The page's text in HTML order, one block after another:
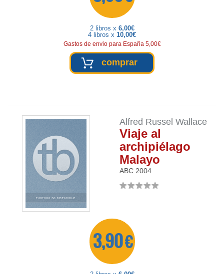
2 libros x 6,00€
4 libros x 10,00€
Gastos de envio para España 5,00€
comprar
Alfred Russel Wallace
Viaje al
archipiélago
Malayo
ABC 2004
3,90 €